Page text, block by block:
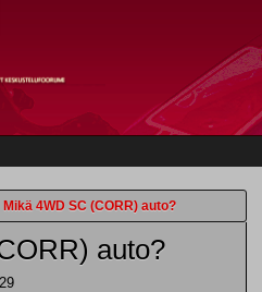
Mikä 4WD SC (CORR) auto?
auto?